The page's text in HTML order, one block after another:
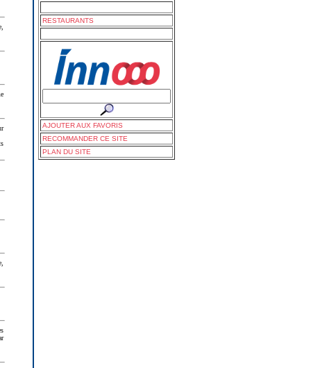
RESTAURANTS
AJOUTER AUX FAVORIS
RECOMMANDER CE SITE
PLAN DU SITE